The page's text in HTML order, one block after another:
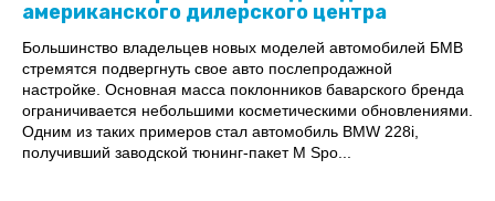
американского дилерского центра
Большинство владельцев новых моделей автомобилей БМВ
стремятся подвергнуть свое авто послепродажной
настройке. Основная масса поклонников баварского бренда
ограничивается небольшими косметическими обновлениями.
Одним из таких примеров стал автомобиль BMW 228i,
получивший заводской тюнинг-пакет M Spo...